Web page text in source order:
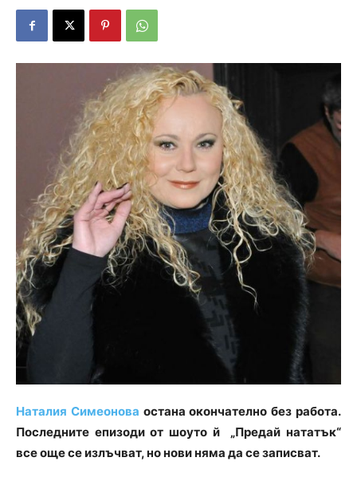
Наталия Симеонова остана окончателно без работа.
Последните епизоди от шоуто й „Предай нататък“
все още се излъчват, но нови няма да се записват.